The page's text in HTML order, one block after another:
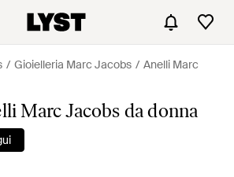
Gioielleria Marc Jacobs
Anelli Marc
Marc Jacobs da donna